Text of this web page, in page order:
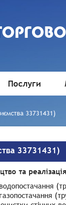
Послуги
33731431)
33731431)
та